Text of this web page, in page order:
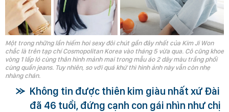
Một trong những lần hiếm hoi sexy đôi chút gần đây nhất của Kim Ji Won
chắc là trên tạp chí Cosmopolitan Korea vào tháng 5 vừa qua. Cô cũng khoe
vòng 1 lấp ló cùng thân hình mảnh mai trong mẫu áo 2 dây màu trắng phối
cùng quần jeans. Tuy nhiên, so với quá khứ thì hình ảnh này vẫn còn nhẹ
nhàng chán.
Không tin được thiên kim giàu nhất xứ Đài
đã 46 tuổi, đứng cạnh con gái nhìn như chị